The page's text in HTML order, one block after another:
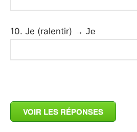
10. Je (ralentir) → Je
VOIR LES RÉPONSES